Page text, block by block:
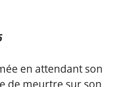
en attendant son
de meurtre sur son